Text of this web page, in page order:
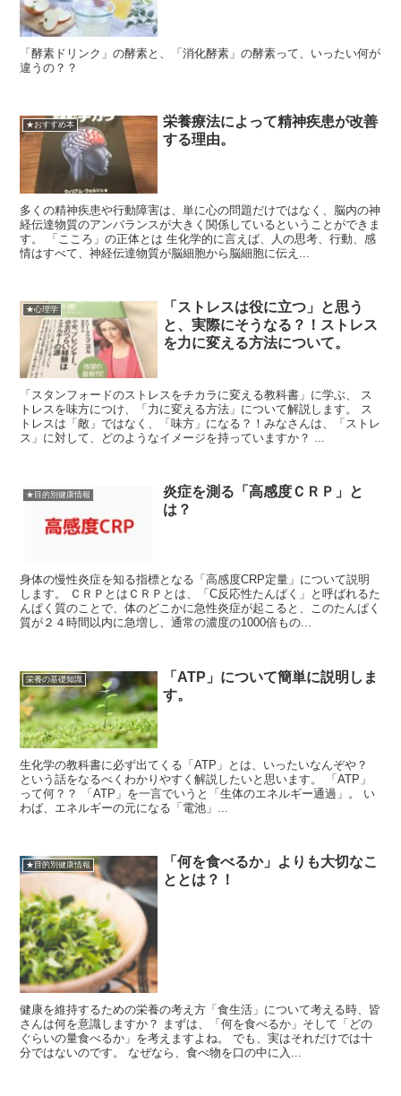
「酵素ドリンク」の酵素と、「消化酵素」の酵素って、いったい何が
違うの？？
★おすすめ本
栄養療法によって精神疾患が改善
する理由。
多くの精神疾患や行動障害は、単に心の問題だけではなく、脳内の神
経伝達物質のアンバランスが大きく関係しているということができま
す。 「こころ」の正体とは 生化学的に言えば、人の思考、行動、感
情はすべて、神経伝達物質が脳細胞から脳細胞に伝え...
★心理学
「ストレスは役に立つ」と思う
と、実際にそうなる？！ストレス
を力に変える方法について。
「スタンフォードのストレスをチカラに変える教科書」に学ぶ、 ス
トレスを味方につけ、「力に変える方法」について解説します。 ス
トレスは「敵」ではなく、「味方」になる？！みなさんは、「ストレ
ス」に対して、どのようなイメージを持っていますか？ ...
★目的別健康情報
炎症を測る「高感度ＣＲＰ」と
は？
身体の慢性炎症を知る指標となる「高感度CRP定量」について説明
します。 ＣＲＰとはＣＲＰとは、「C反応性たんぱく」と呼ばれるた
んぱく質のことで、体のどこかに急性炎症が起こると、このたんぱく
質が２４時間以内に急増し、通常の濃度の1000倍もの...
栄養の基礎知識
「ATP」について簡単に説明しま
す。
生化学の教科書に必ず出てくる「ATP」とは、いったいなんぞや？
という話をなるべくわかりやすく解説したいと思います。 「ATP」
って何？？ 「ATP」を一言でいうと「生体のエネルギー通過」。 い
わば、エネルギーの元になる「電池」...
★目的別健康情報
「何を食べるか」よりも大切なこ
ととは？！
健康を維持するための栄養の考え方「食生活」について考える時、皆
さんは何を意識しますか？ まずは、「何を食べるか」そして「どの
ぐらいの量食べるか」を考えますよね。 でも、実はそれだけでは十
分ではないのです。 なぜなら、食べ物を口の中に入...